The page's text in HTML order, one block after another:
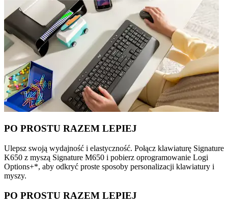
PO PROSTU RAZEM LEPIEJ
Ulepsz swoją wydajność i elastyczność. Połącz klawiaturę Signature
K650 z myszą Signature M650 i pobierz oprogramowanie Logi
Options+*, aby odkryć proste sposoby personalizacji klawiatury i
myszy.
PO PROSTU RAZEM LEPIEJ